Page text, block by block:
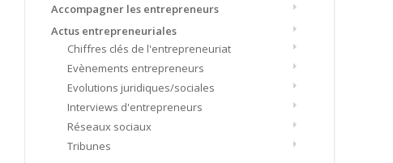
Accompagner les entrepreneurs
Actus entrepreneuriales
Chiffres clés de l'entrepreneuriat
Evènements entrepreneurs
Evolutions juridiques/sociales
Interviews d'entrepreneurs
Réseaux sociaux
Tribunes